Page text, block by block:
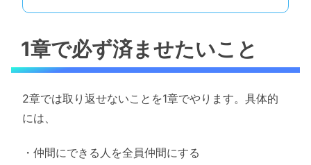
1章で必ず済ませたいこと
2章では取り返せないことを1章でやります。具体的
には、
・仲間にできる人を全員仲間にする